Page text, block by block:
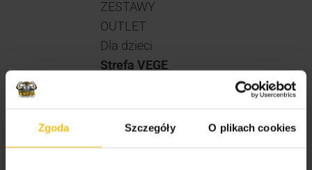
Zgoda Szczegóły O plikach cookies
ZESTAWY
OUTLET
Dla dzieci
Strefa VEGE
Producenci